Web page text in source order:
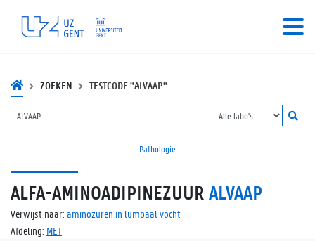
ZOEKEN TESTCODE "ALVAAP"
Pathologie
ALFA-AMINOADIPINEZUUR ALVAAP
Verwijst naar: aminozuren in lumbaal vocht
Afdeling: MET